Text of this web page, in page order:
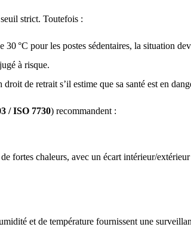
strict. Toutefois :
30 °C pour les postes sédentaires, la situation
à risque.
droit de retrait s’il estime que sa santé est en
/ ISO 7730) recommandent :
fortes chaleurs, avec un écart intérieur/
et de température fournissent une